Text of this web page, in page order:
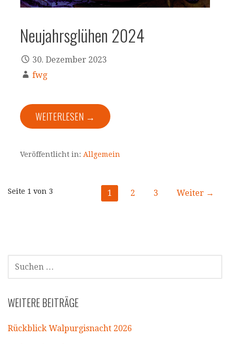
Neujahrsglühen 2024
30. Dezember 2023
fwg
WEITERLESEN →
Veröffentlicht in: Allgemein
Beitrag
Seite 1 von 3 1 2 3 Weiter →
SUCHEN
NACH:
WEITERE BEITRÄGE
Rückblick Walpurgisnacht 2026